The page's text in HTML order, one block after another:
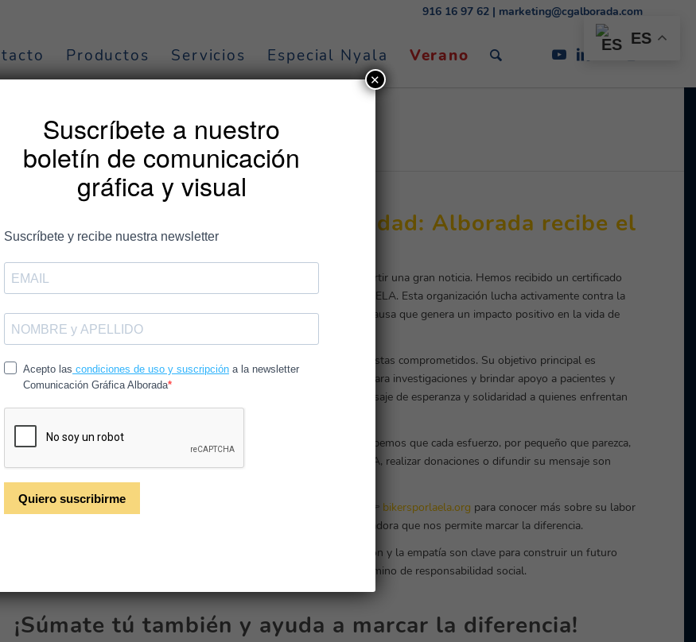
916 16 97 62 | marketing@cgalborada.com
Productos Servicios Especial Nyala Verano
recibe el
ELA
Reconocidos por nuestra solidaridad: Alborada recibe el
certificado de Bikers por la ELA
En Comunicación Gráfica Alborada estamos muy emocionados de compartir una gran noticia. Hemos recibido un certificado
en reconocimiento a nuestro compromiso con la Asociación Bikers por la ELA. Esta organización lucha activamente contra la
Esclerosis Lateral Amiotrófica (ELA), y nos enorgullece contribuir a una causa que genera un impacto positivo en la vida de
tantas personas.
Bikers por la ELA lidera un movimiento solidario impulsado por motociclistas comprometidos. Su objetivo principal es
concienciar sobre esta enfermedad neurodegenerativa, recaudar fondos para investigaciones y brindar apoyo a pacientes y
familias. A través de rutas benéficas, eventos y campañas, llevan un mensaje de esperanza y solidaridad a quienes enfrentan
Este certificado refuerza nuestro compromiso con las causas sociales. Sabemos que cada esfuerzo, por pequeño que parezca,
contribuye a un impacto mayor. Participar en eventos de Bikers por la ELA, realizar donaciones o difundir su mensaje son
maneras valiosas de colaborar en esta lucha.
Te animamos a formar parte de este movimiento. Visita su página web 👉 bikersporlaela.org para conocer más sobre su labor
y descubrir cómo puedes ayudar. La solidaridad es una fuerza transformadora que nos permite marcar la diferencia.
En Alborada, continuamos trabajando con la firme creencia de que la unión y la empatía son clave para construir un futuro
mejor. Este reconocimiento nos inspira a seguir avanzando en nuestro camino de responsabilidad social.
¡Súmate tú también y ayuda a marcar la diferencia!
ES
Suscríbete a nuestro
boletín de comunicación
gráfica y visual
✕